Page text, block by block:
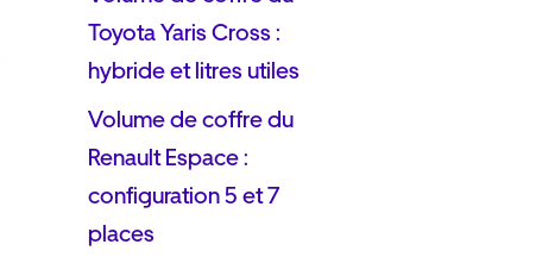
Toyota Yaris Cross :
hybride et litres utiles
Volume de coffre du
Renault Espace :
configuration 5 et 7
places